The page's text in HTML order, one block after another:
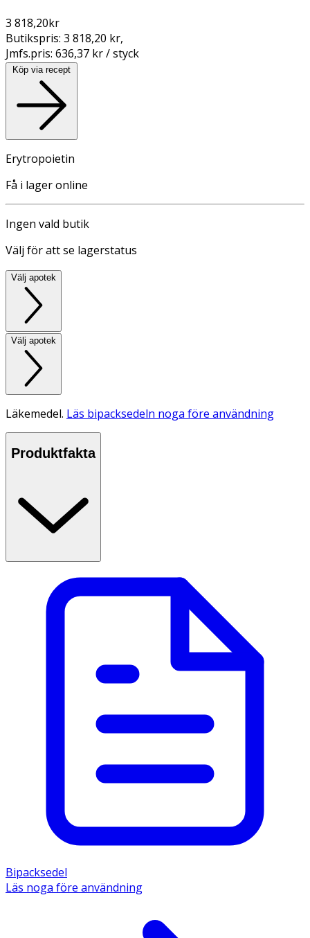
3 818,20kr
Butikspris: 3 818,20 kr,
Jmfs.pris: 636,37 kr / styck
Köp via recept
Erytropoietin
Få i lager online
Ingen vald butik
Välj för att se lagerstatus
Välj apotek
Välj apotek
Läkemedel. Läs bipacksedeln noga före användning
Produktfakta
Bipacksedel
Läs noga före användning